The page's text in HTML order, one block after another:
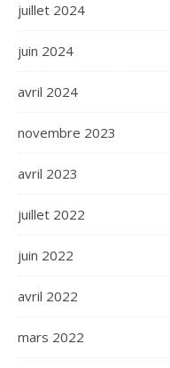
juillet 2024
juin 2024
avril 2024
novembre 2023
avril 2023
juillet 2022
juin 2022
avril 2022
mars 2022